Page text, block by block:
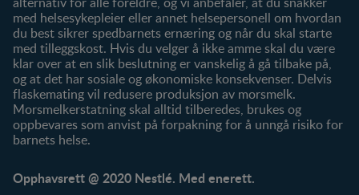
med helsesykepleier eller annet helsepersonell om hvordan
du best sikrer spedbarnets ernæring og når du skal starte
med tilleggskost. Hvis du velger å ikke amme skal du være
klar over at en slik beslutning er vanskelig å gå tilbake på,
og at det har sosiale og økonomiske konsekvenser. Delvis
flaskemating vil redusere produksjon av morsmelk.
Morsmelkerstatning skal alltid tilberedes, brukes og
oppbevares som anvist på forpakning for å unngå risiko for
barnets helse.
Opphavsrett @ 2020 Nestlé. Med enerett.